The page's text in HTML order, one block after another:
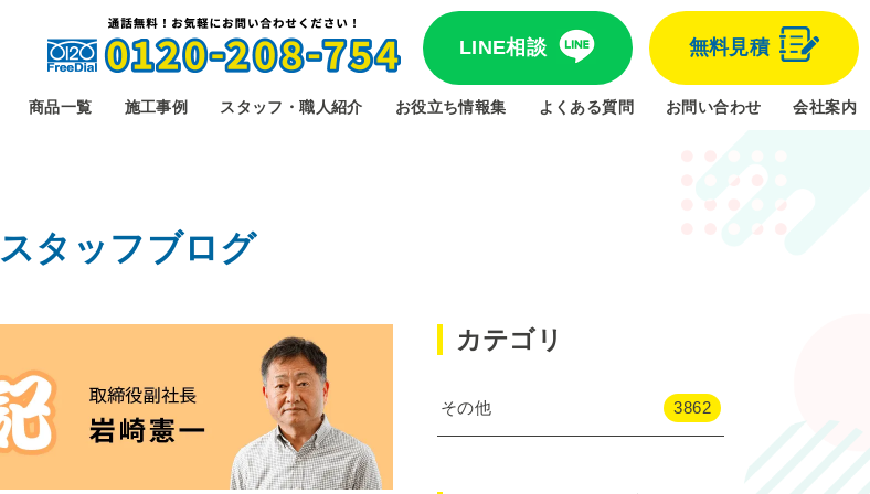
LINE相談 無料見積
商品一覧 施工事例 スタッフ・職人紹介 お役立ち情報集 よくある質問 お問い合わせ 会社案内
スタッフブログ
カテゴリ
その他 3862